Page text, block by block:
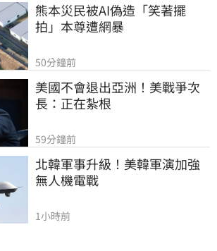
熊本災民被AI偽造「笑著擺
拍」本尊遭網暴
50分鐘前
美國不會退出亞洲！美戰爭次
長：正在紮根
59分鐘前
北韓軍事升級！美韓軍演加強
無人機電戰
1小時前